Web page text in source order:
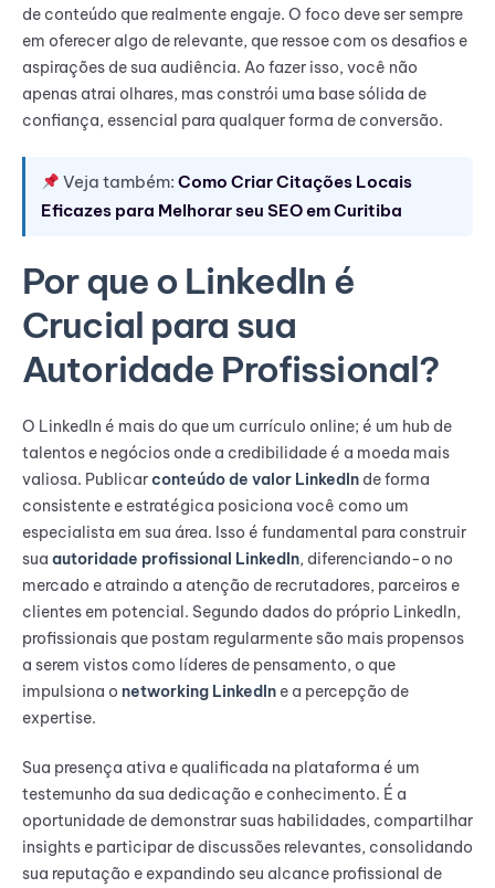
de conteúdo que realmente engaje. O foco deve ser sempre
em oferecer algo de relevante, que ressoe com os desafios e
aspirações de sua audiência. Ao fazer isso, você não
apenas atrai olhares, mas constrói uma base sólida de
confiança, essencial para qualquer forma de conversão.
Veja também:Como Criar Citações Locais
Eficazes para Melhorar seu SEO em Curitiba
Por que o LinkedIn é
Crucial para sua
Autoridade Profissional?
O LinkedIn é mais do que um currículo online; é um hub de
talentos e negócios onde a credibilidade é a moeda mais
valiosa. Publicarconteúdo de valor LinkedIn de forma
consistente e estratégica posiciona você como um
especialista em sua área. Isso é fundamental para construir
sua autoridade profissional LinkedIn, diferenciando-o no
mercado e atraindo a atenção de recrutadores, parceiros e
clientes em potencial. Segundo dados do próprio LinkedIn,
profissionais que postam regularmente são mais propensos
a serem vistos como líderes de pensamento, o que
impulsiona o networking LinkedIn e a percepção de
expertise.
Sua presença ativa e qualificada na plataforma é um
testemunho da sua dedicação e conhecimento. É a
oportunidade de demonstrar suas habilidades, compartilhar
insights e participar de discussões relevantes, consolidando
sua reputação e expandindo seu alcance profissional de